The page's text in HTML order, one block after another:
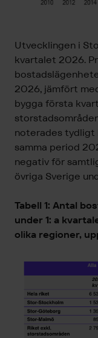
Utvecklingen i
kvartalet 2026.
bostad
2026, jämfört
bygga första
noteradestydligt
samma period
negativ för
övriga Sverige
Tabell 1: Antal
under 1: a
olika regioner,